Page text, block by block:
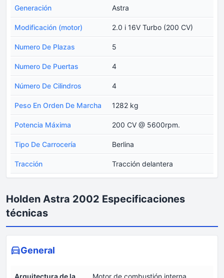
Generación Astra
Modificación (motor) 2.0 i 16V Turbo (200 CV)
Numero De Plazas 5
Numero De Puertas 4
Número De Cilindros 4
Peso En Orden De Marcha 1282 kg
Potencia Máxima 200 CV @ 5600rpm.
Tipo De Carrocería Berlina
Tracción Tracción delantera
Holden Astra 2002 Especificaciones
técnicas
General
Arquitectura de la Motor de combustión interna